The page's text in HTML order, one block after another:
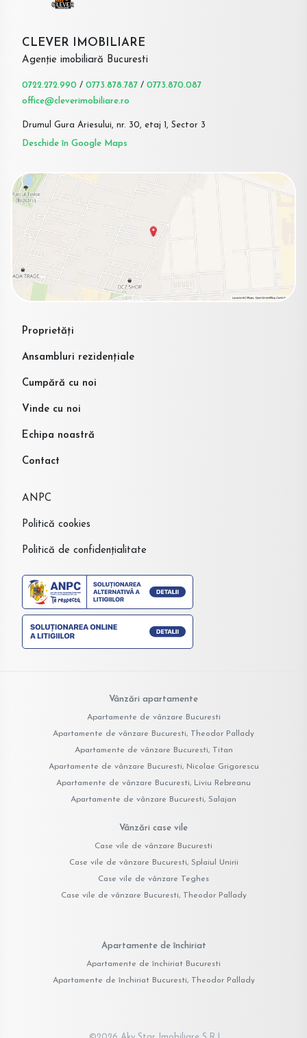
CLEVER IMOBILIARE
Agenție imobiliară Bucuresti
0722.272.990 / 0773.878.787 / 0773.870.087
office@cleverimobiliare.ro
Drumul Gura Ariesului, nr. 30, etaj 1, Sector 3
Deschide în Google Maps
Proprietăți
Ansambluri rezidențiale
Cumpără cu noi
Vinde cu noi
Echipa noastră
Contact
ANPC
Politică cookies
Politică de confidențialitate
Vânzări apartamente
Apartamente de vânzare Bucuresti
Apartamente de vânzare Bucuresti, Theodor Pallady
Apartamente de vânzare Bucuresti, Titan
Apartamente de vânzare Bucuresti, Nicolae Grigorescu
Apartamente de vânzare Bucuresti, Liviu Rebreanu
Apartamente de vânzare Bucuresti, Salajan
Vânzări case vile
Case vile de vânzare Bucuresti
Case vile de vânzare Bucuresti, Splaiul Unirii
Case vile de vânzare Teghes
Case vile de vânzare Bucuresti, Theodor Pallady
Apartamente de închiriat
Apartamente de închiriat Bucuresti
Apartamente de închiriat Bucuresti, Theodor Pallady